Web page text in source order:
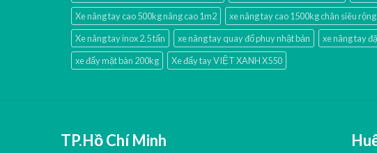
Xe nâng tay cao 500kg nâng cao 1m2
xe nâng tay cao 1500kg chân siêu rộng
Xe nâng tay inox 2.5 tấn
xe nâng tay quay đổ phuy nhật bản xe nâng tay
xe đẩy mặt bàn 200kg
Xe đẩy tay VIỆT XANH X550
TP.Hồ Chí Minh